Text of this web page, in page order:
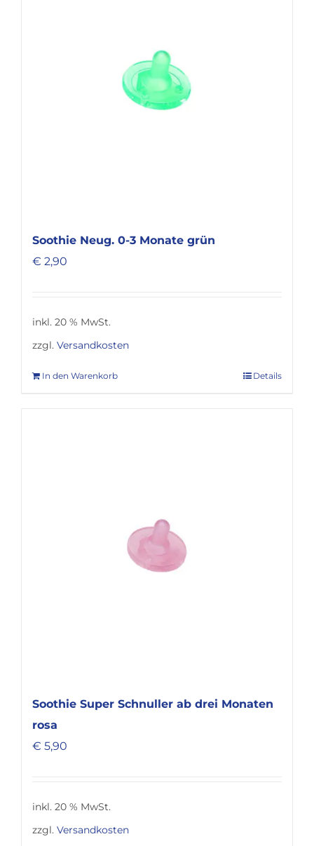
Soothie Neug. 0-3 Monate grün
€ 2,90
inkl. 20 % MwSt.
zzgl. Versandkosten
In den Warenkorb Details
Soothie Super Schnuller ab drei Monaten
rosa
€ 5,90
inkl. 20 % MwSt.
zzgl. Versandkosten